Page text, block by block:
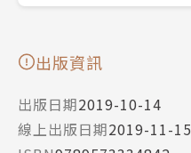
出版資訊
出版日期2019-10-14
線上出版日期2019-11-15